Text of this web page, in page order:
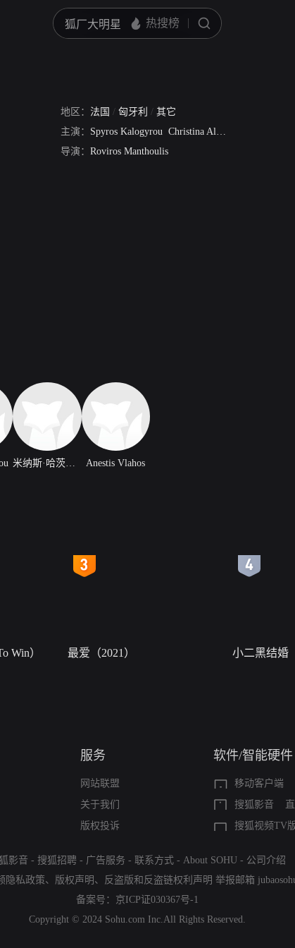
地区： 法国 / 匈牙利 / 其它
主演： Spyros Kalogyrou Christina Alexanian
导演： Roviros Manthoulis
米纳斯·哈茨萨瓦斯 Anestis Vlahos
Win） 最爱（2021） 小二黑结婚
服务
网站联盟
关于我们
版权投诉
软件/智能硬件
移动客户端
搜狐影音
搜狐视频TV
影音 - 搜狐招聘 - 广告服务 - 联系方式 - About SOHU - 公司介绍
隐私政策、 版权声明 、 反盗版和反盗链权利声明 举报邮箱
备案号： 京ICP证030367号-1
Copyright © 2024 Sohu.com Inc.All Rights Reserved.